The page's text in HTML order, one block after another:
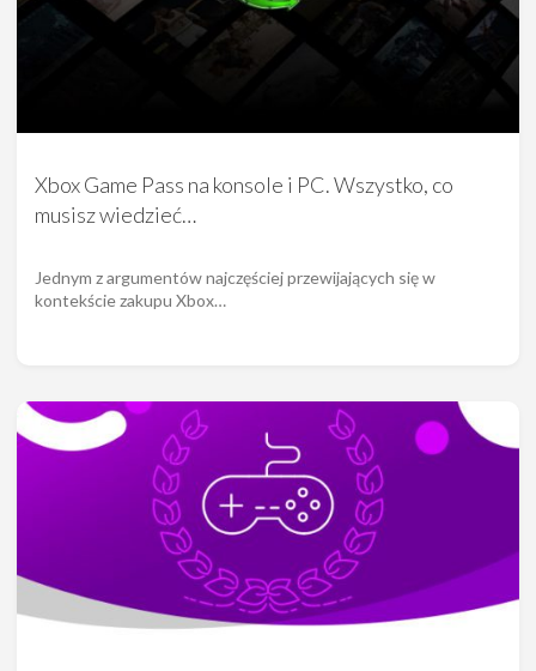
Xbox Game Pass na konsole i PC. Wszystko, co
musisz wiedzieć…
Jednym z argumentów najczęściej przewijających się w
kontekście zakupu Xbox…